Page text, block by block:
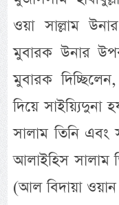
ওয়া সাল্লাম
মুবারক উনার
মুবারক
দিয়ে সাইয়্যিদুনা
সালাম তিনি এবং
আলাইহিস সালাম
(আল বিদায়া